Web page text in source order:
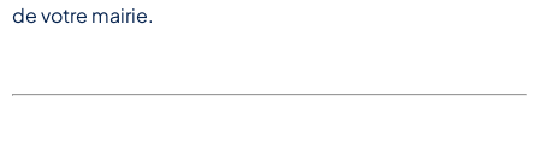
de votre mairie.